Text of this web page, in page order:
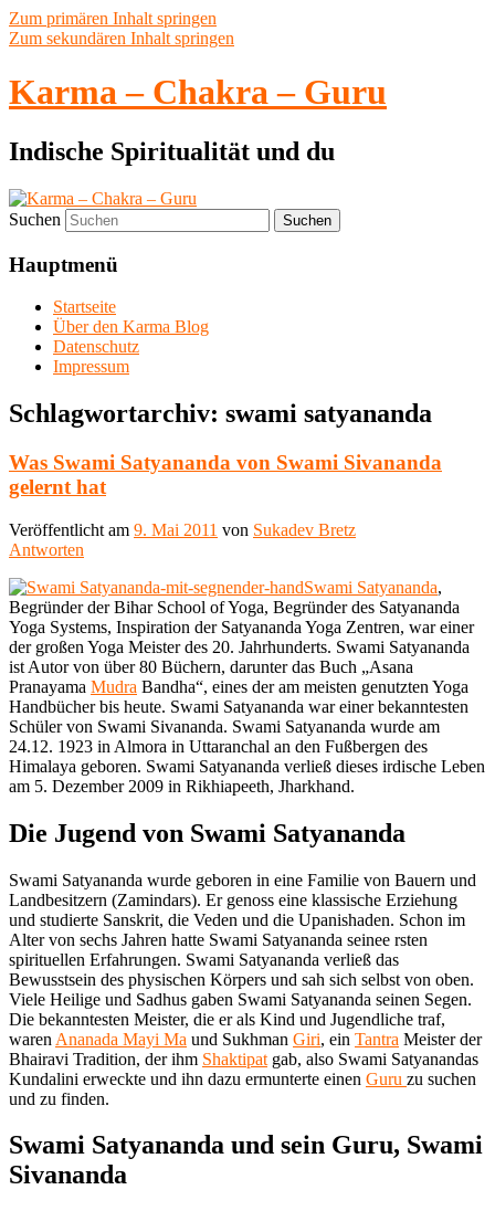
Zum primären Inhalt springen
Zum sekundären Inhalt springen
Karma – Chakra – Guru
Indische Spiritualität und du
Suchen
Hauptmenü
Startseite
Über den Karma Blog
Datenschutz
Impressum
Schlagwortarchiv: swami satyananda
Was Swami Satyananda von Swami Sivananda
gelernt hat
Veröffentlicht am 9. Mai 2011 von Sukadev Bretz
Antworten
Swami Satyananda,
Begründer der Bihar School of Yoga, Begründer des Satyananda
Yoga Systems, Inspiration der Satyananda Yoga Zentren, war einer
der großen Yoga Meister des 20. Jahrhunderts. Swami Satyananda
ist Autor von über 80 Büchern, darunter das Buch „Asana
Pranayama Mudra Bandha“, eines der am meisten genutzten Yoga
Handbücher bis heute. Swami Satyananda war einer bekanntesten
Schüler von Swami Sivananda. Swami Satyananda wurde am
24.12. 1923 in Almora in Uttaranchal an den Fußbergen des
Himalaya geboren. Swami Satyananda verließ dieses irdische Leben
am 5. Dezember 2009 in Rikhiapeeth, Jharkhand.
Die Jugend von Swami Satyananda
Swami Satyananda wurde geboren in eine Familie von Bauern und
Landbesitzern (Zamindars). Er genoss eine klassische Erziehung
und studierte Sanskrit, die Veden und die Upanishaden. Schon im
Alter von sechs Jahren hatte Swami Satyananda seinee rsten
spirituellen Erfahrungen. Swami Satyananda verließ das
Bewusstsein des physischen Körpers und sah sich selbst von oben.
Viele Heilige und Sadhus gaben Swami Satyananda seinen Segen.
Die bekanntesten Meister, die er als Kind und Jugendliche traf,
waren Ananada Mayi Ma und Sukhman Giri, ein Tantra Meister der
Bhairavi Tradition, der ihm Shaktipat gab, also Swami Satyanandas
Kundalini erweckte und ihn dazu ermunterte einen Guru zu suchen
und zu finden.
Swami Satyananda und sein Guru, Swami
Sivananda